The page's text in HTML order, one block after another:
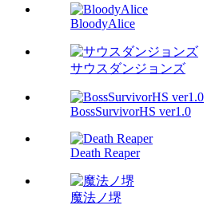
BloodyAlice
サウスダンジョンズ
BossSurvivorHS ver1.0
Death Reaper
魔法ノ堺